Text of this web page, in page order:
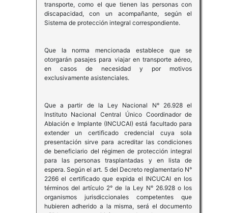
transporte, como el que tienen las personas con
discapacidad, con un acompañante, según el
Sistema de protección integral correspondiente.
Que la norma mencionada establece que se
otorgarán pasajes para viajar en transporte aéreo,
en casos de necesidad y por motivos
exclusivamente asistenciales.
Que a partir de la Ley Nacional N° 26.928 el
Instituto Nacional Central Único Coordinador de
Ablación e Implante (INCUCAI) está facultado para
extender un certificado credencial cuya sola
presentación sirve para acreditar las condiciones
de beneficiario del régimen de protección integral
para las personas trasplantadas y en lista de
espera. Según el art. 5 del Decreto reglamentario N°
2266 el certificado que expida el INCUCAI en los
términos del artículo 2° de la Ley N° 26.928 o los
organismos jurisdiccionales competentes que
hubieren adherido a la misma, será el documento